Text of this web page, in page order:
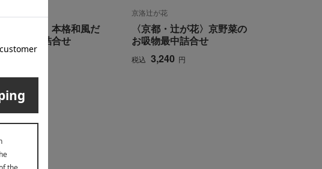
〈久右衛門〉本格和風だ
し お吸物詰合せ
京洛辻が花
〈京都・辻が花〉京野菜の
お吸物最中詰合せ
税込 3,240 円